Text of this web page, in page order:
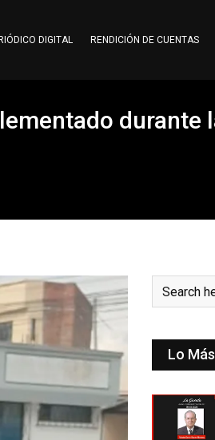
DIGITAL RENDICIÓN DE CUENTAS
durante
Lo